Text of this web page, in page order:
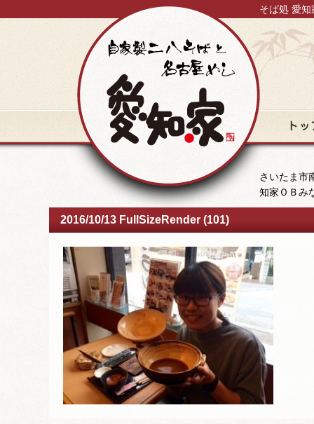
そば処 愛
さいたま市
知家ＯＢみ
2016/10/13 FullSizeRender (101)